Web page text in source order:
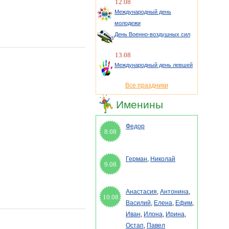
12.08
Международный день
молодежи
День Военно-воздушных сил
13.08
Международный день левшей
Все праздники
Именины
8.08
Федор
9.08
Герман, Николай
10.08
Анастасия, Антонина,
Василий, Елена, Ефим,
Иван, Илона, Ирина,
Остап, Павел